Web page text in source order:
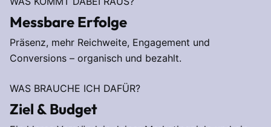
Messbare Erfolge
Präsenz, mehr Reichweite, Engagement und
Conversions – organisch und bezahlt.
WAS BRAUCHE ICH DAFÜR?
Ziel & Budget